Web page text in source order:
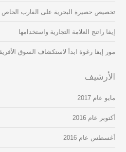
تخصيص حصيرة البحرية على القارب
إيفا راتنج العلامة التجارية واستخدامها
مور إيفا رغوة ابدأ لاستكشاف السوق
الأرشيف
مايو عام 2017
أكتوبر عام 2016
أغسطس عام 2016